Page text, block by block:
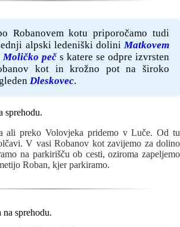
Robanovem kotu priporočamo tudi
alpski ledeniški doliniMatkovem
Moličko peč s katere se odpre izvrsten
kot in krožno pot na široko
Dleskovec.
ali preko Volovjeka pridemo v Luče. Od tu
V vasi Robanov kot zavijemo za dolino
na parkirišču ob cesti, oziroma zapeljemo
Roban, kjer parkiramo.